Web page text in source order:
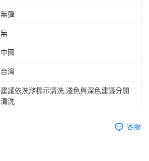
無彈
無
中國
台灣
建議依洗滌標示清洗,淺色與深色建議分開
清洗
客服